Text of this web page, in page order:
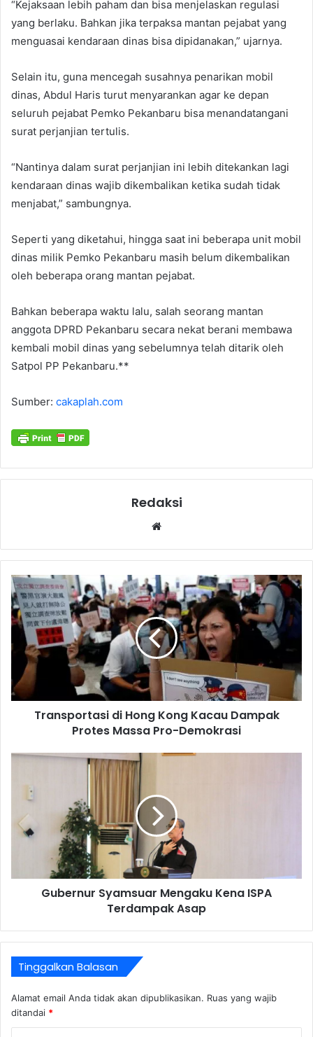
“Kejaksaan lebih paham dan bisa menjelaskan regulasi
yang berlaku. Bahkan jika terpaksa mantan pejabat yang
menguasai kendaraan dinas bisa dipidanakan,” ujarnya.
Selain itu, guna mencegah susahnya penarikan mobil
dinas, Abdul Haris turut menyarankan agar ke depan
seluruh pejabat Pemko Pekanbaru bisa menandatangani
surat perjanjian tertulis.
“Nantinya dalam surat perjanjian ini lebih ditekankan lagi
kendaraan dinas wajib dikembalikan ketika sudah tidak
menjabat,” sambungnya.
Seperti yang diketahui, hingga saat ini beberapa unit mobil
dinas milik Pemko Pekanbaru masih belum dikembalikan
oleh beberapa orang mantan pejabat.
Bahkan beberapa waktu lalu, salah seorang mantan
anggota DPRD Pekanbaru secara nekat berani membawa
kembali mobil dinas yang sebelumnya telah ditarik oleh
Satpol PP Pekanbaru.**
Sumber: cakaplah.com
Redaksi
Transportasi di Hong Kong Kacau Dampak
Protes Massa Pro-Demokrasi
Gubernur Syamsuar Mengaku Kena ISPA
Terdampak Asap
Tinggalkan Balasan
Alamat email Anda tidak akan dipublikasikan. Ruas yang wajib
ditandai *